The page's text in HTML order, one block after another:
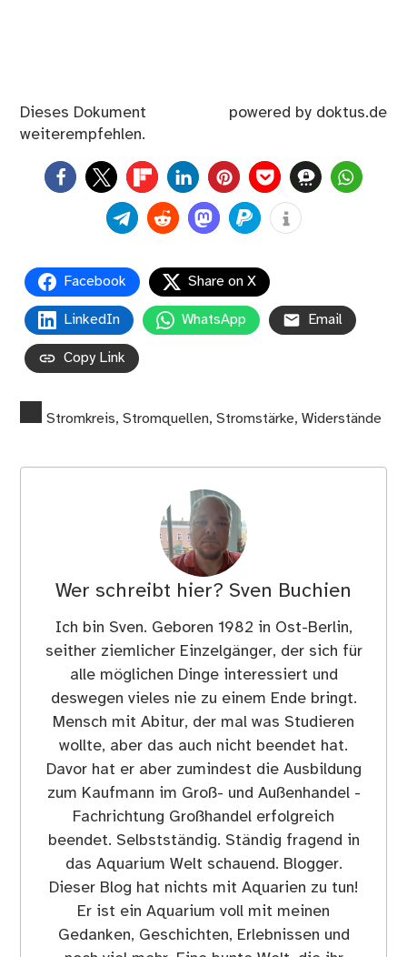
powered by doktus.de
Dieses Dokument
weiterempfehlen.
0
Facebook Share on X
LinkedIn WhatsApp Email
Copy Link
Stromkreis,Stromquellen,Stromstärke,Widerstände
Wer schreibt hier? Sven Buchien
Ich bin Sven. Geboren 1982 in Ost-Berlin,
seither ziemlicher Einzelgänger, der sich für
alle möglichen Dinge interessiert und
deswegen vieles nie zu einem Ende bringt.
Mensch mit Abitur, der mal was Studieren
wollte, aber das auch nicht beendet hat.
Davor hat er aber zumindest die Ausbildung
zum Kaufmann im Groß- und Außenhandel -
Fachrichtung Großhandel erfolgreich
beendet. Selbstständig. Ständig fragend in
das Aquarium Welt schauend. Blogger.
Dieser Blog hat nichts mit Aquarien zu tun!
Er ist ein Aquarium voll mit meinen
Gedanken, Geschichten, Erlebnissen und